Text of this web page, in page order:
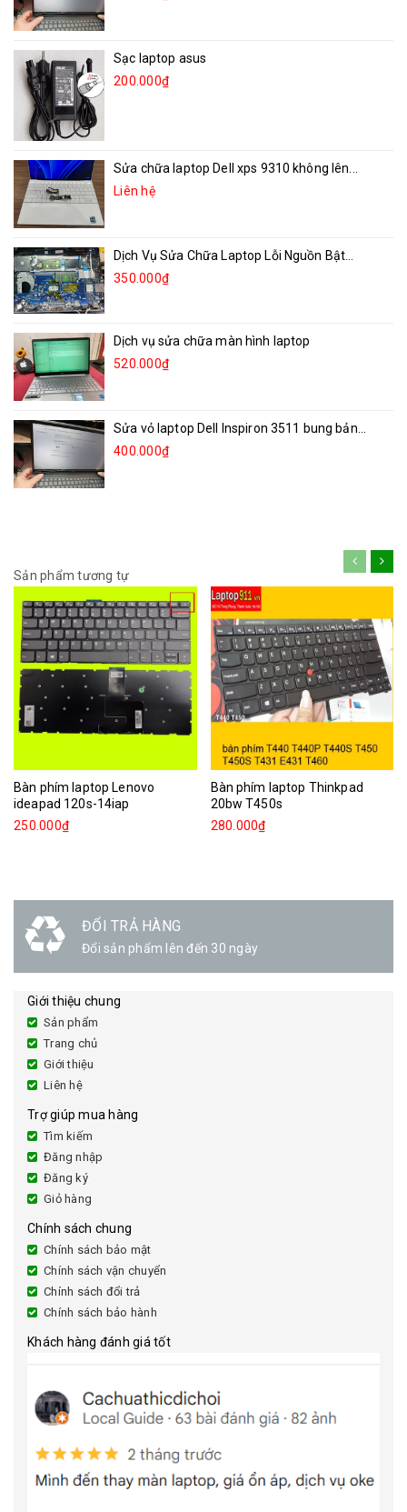
Sạc laptop asus
200.000₫
Sửa chữa laptop Dell xps 9310 không lên...
Liên hệ
Dịch Vụ Sửa Chữa Laptop Lỗi Nguồn Bật...
350.000₫
Dịch vụ sửa chữa màn hình laptop
520.000₫
Sửa vỏ laptop Dell Inspiron 3511 bung bản...
400.000₫
Sản phẩm tương tự
Bàn phím laptop Lenovo
ideapad 120s-14iap
250.000₫
Bàn phím laptop Thinkpad
20bw T450s
280.000₫
ĐỔI TRẢ HÀNG
Đổi sản phẩm lên đến 30 ngày
Giới thiệu chung
Sản phẩm
Trang chủ
Giới thiệu
Liên hệ
Trợ giúp mua hàng
Tìm kiếm
Đăng nhập
Đăng ký
Giỏ hàng
Chính sách chung
Chính sách bảo mật
Chính sách vận chuyển
Chính sách đổi trả
Chính sách bảo hành
Khách hàng đánh giá tốt